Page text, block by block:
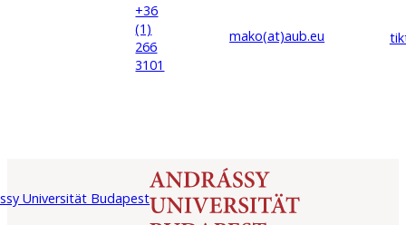
+36
(1)
266
3101
mako(at)aub.eu